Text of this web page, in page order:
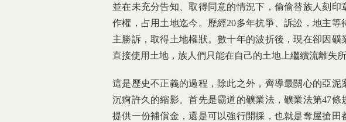
並在未充分告知、取得同意的情況下，偷偷替族人刻
作權，占用土地迄今。歷經20多年抗爭、訴訟，地主
主勝訴，取得土地權狀。數十年的波折後，現在卻因
直接使用土地，族人們只能在自己的土地上繼續流離失所
這是歷史不正義的過程，除此之外，齊導最關心的亞
沉痾許久的縮影。首先是霸道的礦業法，礦業法第47
提供一份補償金，還是可以強行開採，也就是奪屋搶